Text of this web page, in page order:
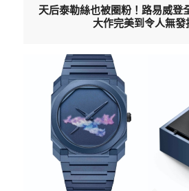
天后泰勒絲也被圈粉！路易威登
大作完美到令人無發